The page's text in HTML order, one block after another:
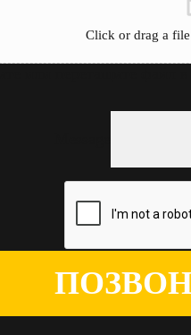
Click or drag a